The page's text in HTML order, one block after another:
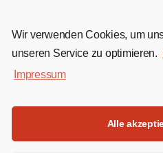
Jobs
Facebook
Wir verwenden Cookies, um
unseren Service zu optimieren.
Impressum
Alle